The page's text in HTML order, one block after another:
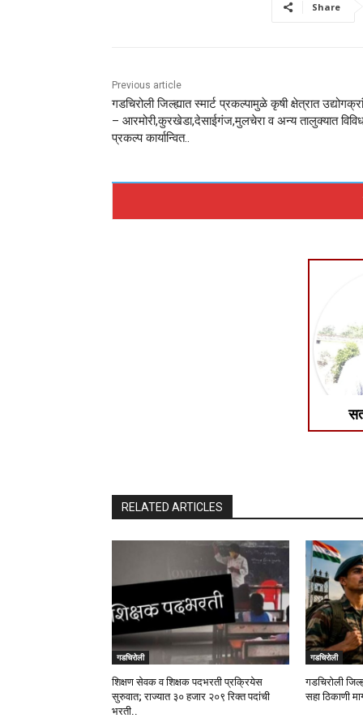
Share
Previous article
गडचिरोली जिल्ह्यात स्मार्ट प्रकल्पामुळे कृषी क्षेत्रात
– आरमोरी,कुरखेडा,देसाईगंज,मुलचेरा व अन्य तालुक्यात
प्रकल्प कार्यान्वित..
RELATED ARTICLES
गडचिरोली
शिक्षण सेवक व शिक्षक पदभरती प्रक्रियेस
सुरुवात; राज्यात ३० हजार २०९ रिक्त पदांची
भरती..
गडचिरोली
गडचिरोली
सहा ठिकाणी